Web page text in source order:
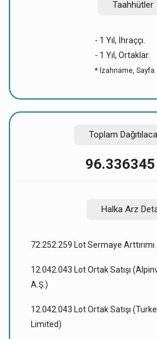
Taahhütler
- 1 Yıl, İhraççı.
- 1 Yıl, Ortaklar.
* İzahname, Sayfa
Toplam
Halka Arz
72.252.259 Lot Sermaye Arttırımı
12.042.043 Lot Ortak Satışı
A.Ş.)
12.042.043 Lot Ortak Satışı
Limited)